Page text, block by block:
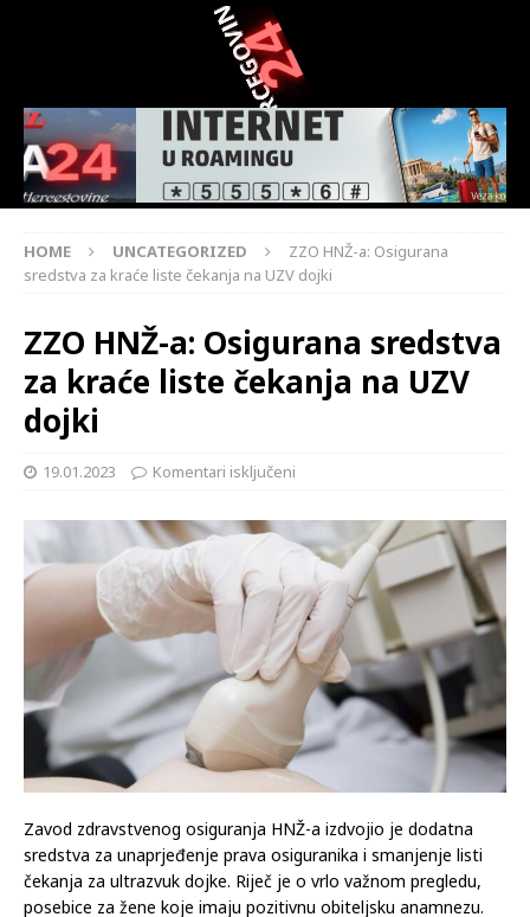
HOME UNCATEGORIZED
ZZO HNŽ-a: Osigurana
sredstva za kraće liste čekanja na UZV dojki
ZZO HNŽ-a: Osigurana sredstva
za kraće liste čekanja na UZV
dojki
19.01.2023 Komentari isključeni
Zavod zdravstvenog osiguranja HNŽ-a izdvojio je dodatna
sredstva za unaprjeđenje prava osiguranika i smanjenje listi
čekanja za ultrazvuk dojke. Riječ je o vrlo važnom pregledu,
posebice za žene koje imaju pozitivnu obiteljsku anamnezu.